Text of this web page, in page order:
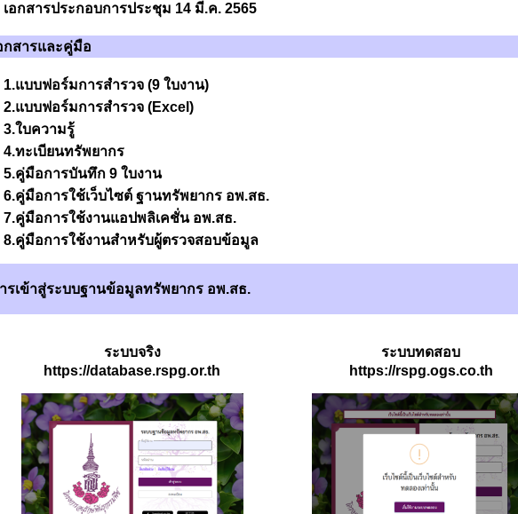
เอกสารประกอบการประชุม 14 มี.ค. 2565
กสารและคู่มือ
1.แบบฟอร์มการสำรวจ (9 ใบงาน)
2.แบบฟอร์มการสำรวจ (Excel)
3.ใบความรู้
4.ทะเบียนทรัพยากร
5.คู่มือการบันทึก 9 ใบงาน
6.คู่มือการใช้เว็บไซต์ ฐานทรัพยากร อพ.สธ.
7.คู่มือการใช้งานแอปพลิเคชั่น อพ.สธ.
8.คู่มือการใช้งานสำหรับผู้ตรวจสอบข้อมูล
รเข้าสู่ระบบฐานข้อมูลทรัพยากร อพ.สธ.
ระบบจริง
https://database.rspg.or.th
ระบบทดสอบ
https://rspg.ogs.co.th